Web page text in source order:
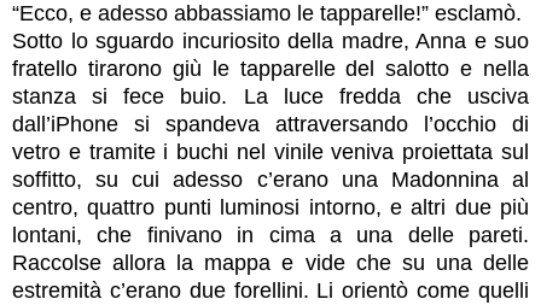
“Ecco, e adesso abbassiamo le tapparelle!” esclamò.
Sotto lo sguardo incuriosito della madre, Anna e suo
fratello tirarono giù le tapparelle del salotto e nella
stanza si fece buio. La luce fredda che usciva
dall’iPhone si spandeva attraversando l’occhio di
vetro e tramite i buchi nel vinile veniva proiettata sul
soffitto, su cui adesso c’erano una Madonnina al
centro, quattro punti luminosi intorno, e altri due più
lontani, che finivano in cima a una delle pareti.
Raccolse allora la mappa e vide che su una delle
estremità c’erano due forellini. Li orientò come quelli